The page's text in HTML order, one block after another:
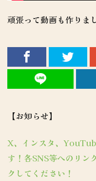
頑張って動画も作りま
【お知らせ】
X、インスタ、
す！各SNS等へのリン
クしてください！